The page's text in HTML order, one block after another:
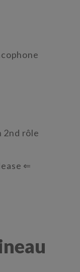
2nd rôle
⇐